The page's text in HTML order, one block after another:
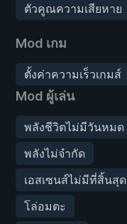
ตัวคูณความเสียหาย
Mod เกม
ตั้งค่าความเร็วเกมส์
Mod ผู้เล่น
พลังชีวิตไม่มีวันหมด
พลังไม่จำกัด
เอสเซนส์ไม่มีที่สิ้นสุด
โล่อมตะ